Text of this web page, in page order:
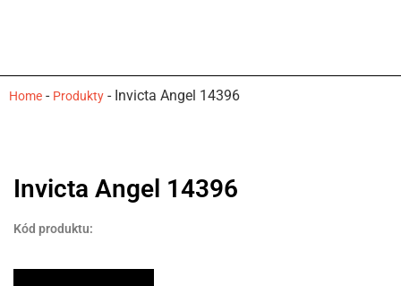
Home - Produkty - Invicta Angel 14396
Invicta Angel 14396
Kód produktu: